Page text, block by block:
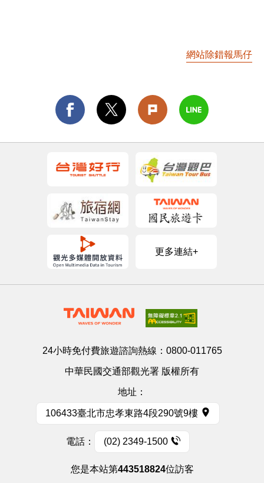
網站除錯報馬仔
更多連結+
24小時免付費旅遊諮詢熱線： 0800-011765
中華民國交通部觀光署 版權所有
地址：
106433臺北市忠孝東路4段290號9樓
電話： (02) 2349-1500
您是本站第443518824位訪客